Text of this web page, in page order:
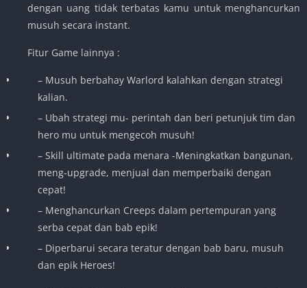
dengan uang tidak terbatas kamu untuk menghancurkan
musuh secara instant.
Fitur Game lainnya :
– Musuh berbahay Warlord kalahkan dengan strategi
kalian.
– Ubah strategi mu- perintah dan beri petunjuk tim dan
hero mu untuk mengecoh musuh!
– Skill ultimate pada menara -Meningkatkan bangunan,
meng-upgrade, menjual dan memperbaiki dengan
cepat!
– Menghancurkan Creeps dalam pertempuran yang
serba cepat dan bab epik!
– Diperbarui secara teratur dengan bab baru, musuh
dan epik Heroes!